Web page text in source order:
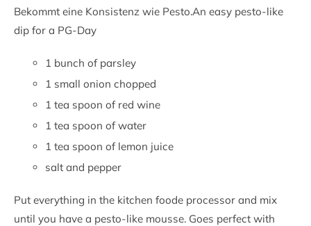
Bekommt eine Konsistenz wie Pesto.An easy pesto-like
dip for a PG-Day
1 bunch of parsley
1 small onion chopped
1 tea spoon of red wine
1 tea spoon of water
1 tea spoon of lemon juice
salt and pepper
Put everything in the kitchen foode processor and mix
until you have a pesto-like mousse. Goes perfect with